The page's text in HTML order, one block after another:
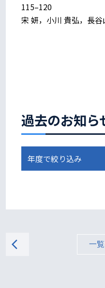
過去のお知ら
115–120
宋 妍，小川 貴弘，長谷
arrow_back_ios 一